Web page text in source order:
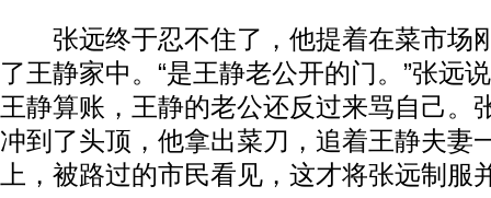
张远终于忍不住了，他提着在菜市场
了王静家中。“是王静老公开的门。”张远
王静算账，王静的老公还反过来骂自己。
冲到了头顶，他拿出菜刀，追着王静夫妻
上，被路过的市民看见，这才将张远制服